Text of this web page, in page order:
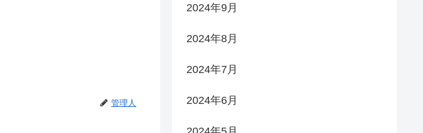
管理人
2024年9月
2024年8月
2024年7月
2024年6月